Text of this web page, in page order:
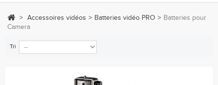
> Accessoires vidéos > Batteries vidéo PRO > Batteries pour
Camera
Tri